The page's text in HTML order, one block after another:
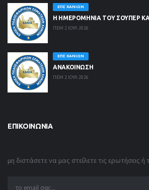
ΕΠΣ ΧΑΝΊΩΝ
Η ΗΜΕΡΟΜΗΝΙΑ ΤΟΥ ΣΟΥΠΕΡ
ΠΕΜ 2 ΙΟΥΛ 2026
ΕΠΣ ΧΑΝΊΩΝ
ΑΝΑΚΟΙΝΩΣΗ
ΠΕΜ 2 ΙΟΥΛ 2026
ΕΠΙΚΟΙΝΩΝΊΑ
μη διστάσετε να μας στείλετε τις ερωτήσεις